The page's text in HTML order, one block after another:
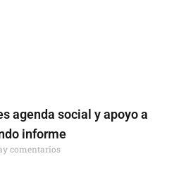
agenda social y apoyo a
informe
comentarios